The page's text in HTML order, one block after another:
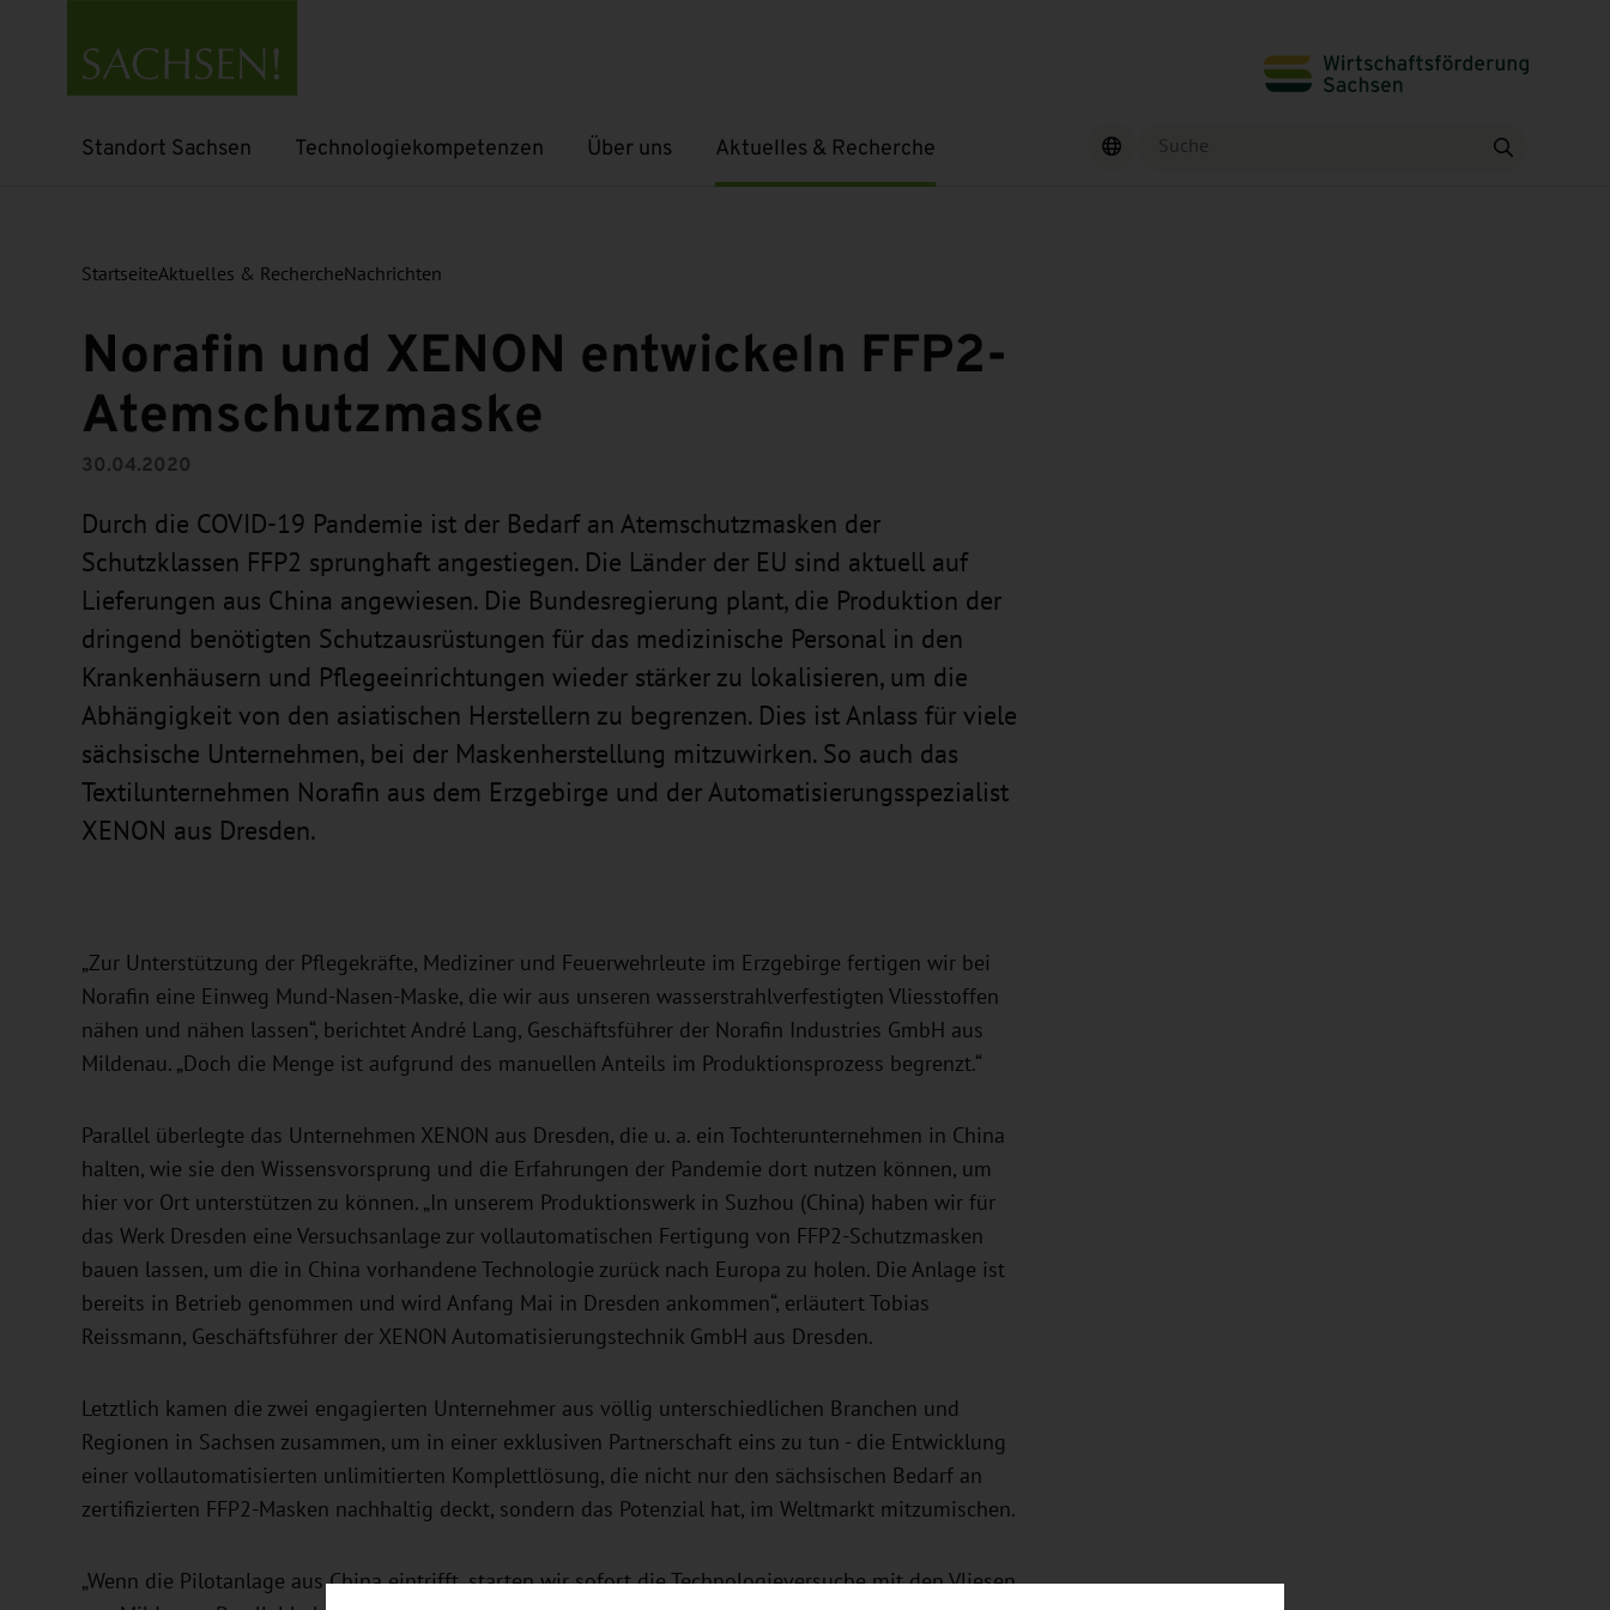
Standort Sachsen
Untermenü öffnen Technologiekompetenzen
Untermenü öffnen Über uns
Untermenü öffnenAktuelles & Recherche
Untermenü öffnen Finden
StartseiteAktuelles & RechercheNachrichten
Norafin und XENON entwickeln FFP2-
Atemschutzmaske
30.04.2020
Durch die COVID-19 Pandemie ist der Bedarf an Atemschutzmasken der
Schutzklassen FFP2 sprunghaft angestiegen. Die Länder der EU sind aktuell auf
Lieferungen aus China angewiesen. Die Bundesregierung plant, die Produktion der
dringend benötigten Schutzausrüstungen für das medizinische Personal in den
Krankenhäusern und Pflegeeinrichtungen wieder stärker zu lokalisieren, um die
Abhängigkeit von den asiatischen Herstellern zu begrenzen. Dies ist Anlass für viele
sächsische Unternehmen, bei der Maskenherstellung mitzuwirken. So auch das
Textilunternehmen Norafin aus dem Erzgebirge und der Automatisierungsspezialist
XENON aus Dresden.
„Zur Unterstützung der Pflegekräfte, Mediziner und Feuerwehrleute im Erzgebirge fertigen wir bei
Norafin eine Einweg Mund-Nasen-Maske, die wir aus unseren wasserstrahlverfestigten Vliesstoffen
nähen und nähen lassen“, berichtet André Lang, Geschäftsführer der Norafin Industries GmbH aus
Mildenau. „Doch die Menge ist aufgrund des manuellen Anteils im Produktionsprozess begrenzt.“
Parallel überlegte das Unternehmen XENON aus Dresden, die u. a. ein Tochterunternehmen in China
halten, wie sie den Wissensvorsprung und die Erfahrungen der Pandemie dort nutzen können, um
hier vor Ort unterstützen zu können. „In unserem Produktionswerk in Suzhou (China) haben wir für
das Werk Dresden eine Versuchsanlage zur vollautomatischen Fertigung von FFP2-Schutzmasken
bauen lassen, um die in China vorhandene Technologie zurück nach Europa zu holen. Die Anlage ist
bereits in Betrieb genommen und wird Anfang Mai in Dresden ankommen“, erläutert Tobias
Reissmann, Geschäftsführer der XENON Automatisierungstechnik GmbH aus Dresden.
Letztlich kamen die zwei engagierten Unternehmer aus völlig unterschiedlichen Branchen und
Regionen in Sachsen zusammen, um in einer exklusiven Partnerschaft eins zu tun - die Entwicklung
einer vollautomatisierten unlimitierten Komplettlösung, die nicht nur den sächsischen Bedarf an
zertifizierten FFP2-Masken nachhaltig deckt, sondern das Potenzial hat, im Weltmarkt mitzumischen.
„Wenn die Pilotanlage aus China eintrifft, starten wir sofort die Technologieversuche mit den Vliesen